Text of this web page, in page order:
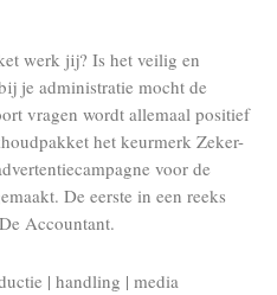
werk jij? Is het veilig en
je administratie mocht de
vragen wordt allemaal positief
het keurmerk Zeker-
voor de
De eerste in een reeks
Accountant.
| handling | media